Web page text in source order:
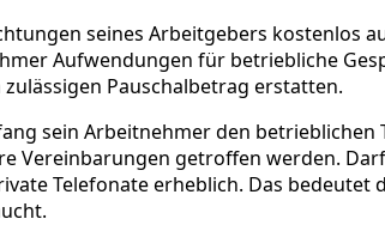
seines Arbeitgebers kostenlos
Aufwendungen für betriebliche
Pauschalbetrag erstatten.
sein Arbeitnehmer den
Vereinbarungen getroffen werden.
Telefonate erheblich. Das